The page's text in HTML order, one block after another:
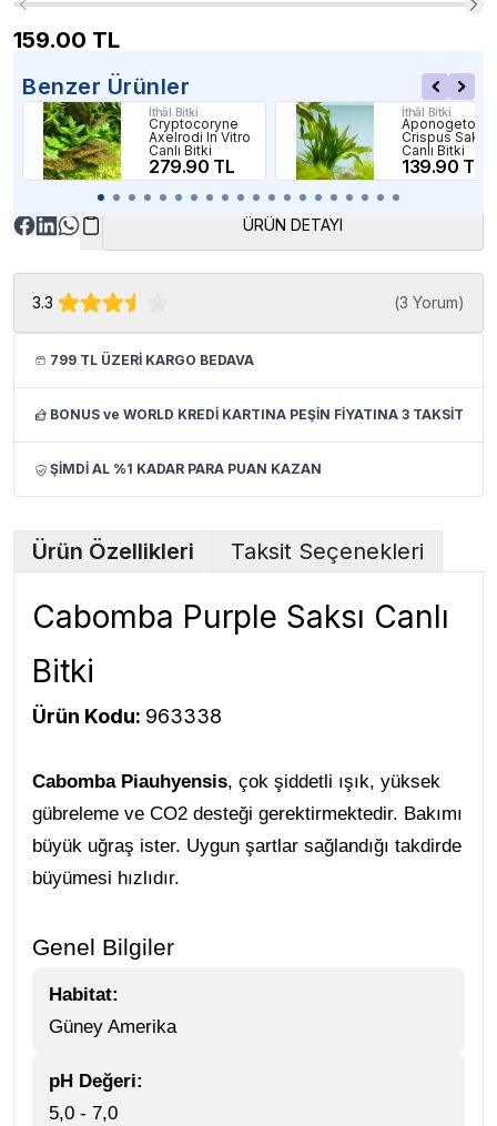
159.00 TL
Benzer Ürünler
İthâl Bitki
Cryptocoryne
Axelrodi In Vitro
Canlı Bitki
279.90 TL
İthâl Bitki
Aponogeton
Crispus Saksı
Canlı Bitki
139.90 TL
ÜRÜN DETAYI
3.3 (3 Yorum)
799 TL ÜZERİ KARGO BEDAVA
BONUS ve WORLD KREDİ KARTINA PEŞİN FİYATINA 3 TAKSİT
ŞİMDİ AL %1 KADAR PARA PUAN KAZAN
Ürün Özellikleri Taksit Seçenekleri
Cabomba Purple Saksı Canlı
Bitki
Ürün Kodu: 963338
Cabomba Piauhyensis, çok şiddetli ışık, yüksek
gübreleme ve CO2 desteği gerektirmektedir. Bakımı
büyük uğraş ister. Uygun şartlar sağlandığı takdirde
büyümesi hızlıdır.
Genel Bilgiler
Habitat:
Güney Amerika
pH Değeri:
5,0 - 7,0